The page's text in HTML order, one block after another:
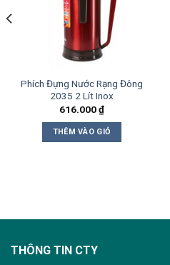
Phích Đựng Nước Rạng Đông
2035 2 Lít Inox
616.000₫
THÊM VÀO GIỎ
THÔNG TIN CTY